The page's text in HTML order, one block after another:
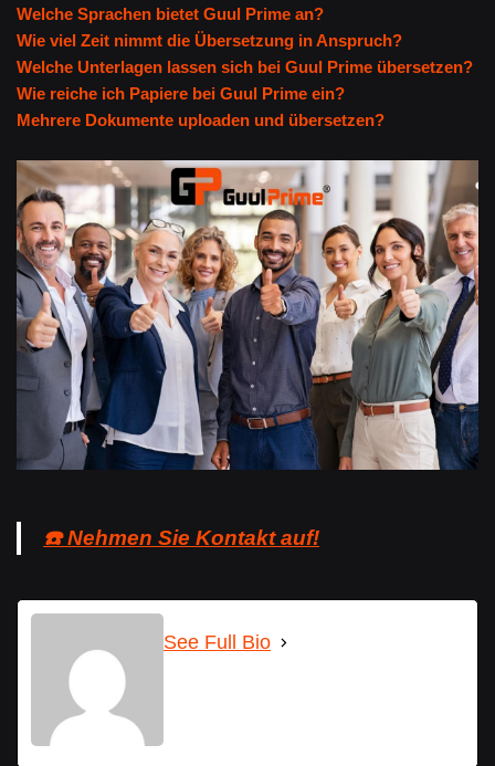
Welche Sprachen bietet Guul Prime an?
Wie viel Zeit nimmt die Übersetzung in Anspruch?
Welche Unterlagen lassen sich bei Guul Prime übersetzen?
Wie reiche ich Papiere bei Guul Prime ein?
Mehrere Dokumente uploaden und übersetzen?
☎️ Nehmen Sie Kontakt auf!
See Full Bio